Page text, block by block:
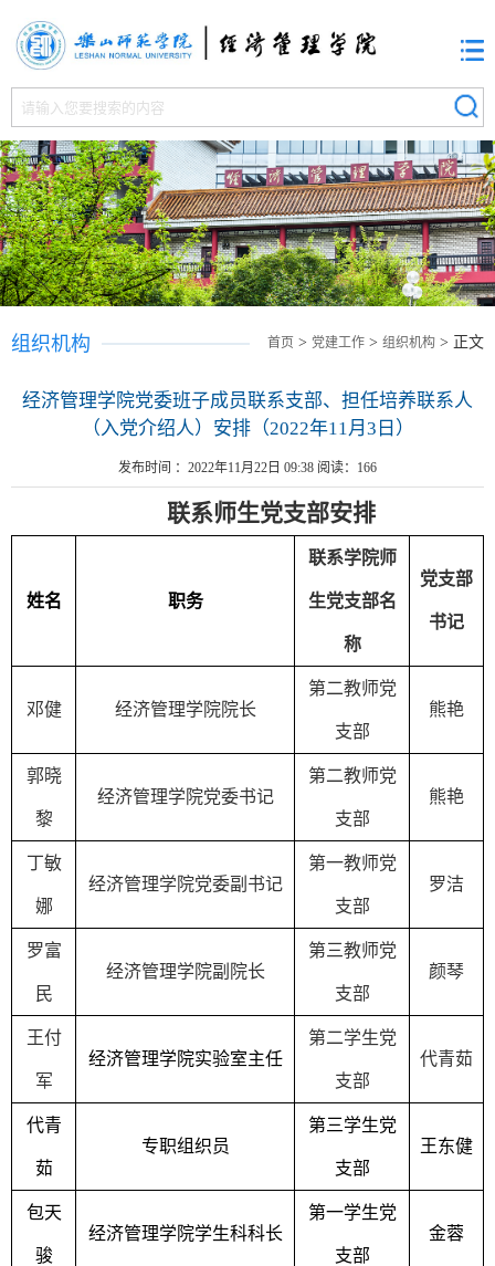
首页 > 党建工作 > 组织机构 > 正文
组织机构
经济管理学院党委班子成员联系支部、担任培养联系人
（入党介绍人）安排（2022年11月3日）
发布时间 ：2022年11月22日 09:38 阅读： 166
联系师生党支部安排
姓名 职务
联系学院师
生党支部名
称
党支部
书记
邓健 经济管理学院院长
第二教师党
支部
熊艳
郭晓
黎
经济管理学院党委书记
第二教师党
支部
熊艳
丁敏
娜
经济管理学院党委副书记
第一教师党
支部
罗洁
罗富
民
经济管理学院副院长
第三教师党
支部
颜琴
王付
军
经济管理学院实验室主任
第二学生党
支部
代青茹
代青
茹
专职组织员
第三学生党
支部
王东健
包天
骏
经济管理学院学生科科长
第一学生党
支部
金蓉